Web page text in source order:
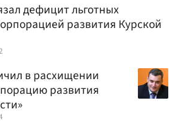
дефицит льготных
развития Курской
в расхищении
развития